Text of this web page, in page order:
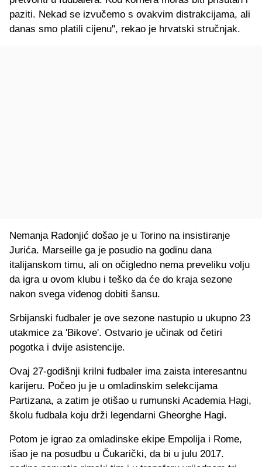
paziti. Nekad se izvučemo s ovakvim distrakcijama, ali
danas smo platili cijenu", rekao je hrvatski stručnjak.
Nemanja Radonjić došao je u Torino na insistiranje
Jurića. Marseille ga je posudio na godinu dana
italijanskom timu, ali on očigledno nema preveliku volju
da igra u ovom klubu i teško da će do kraja sezone
nakon svega viđenog dobiti šansu.
Srbijanski fudbaler je ove sezone nastupio u ukupno 23
utakmice za 'Bikove'. Ostvario je učinak od četiri
pogotka i dvije asistencije.
Ovaj 27-godišnji krilni fudbaler ima zaista interesantnu
karijeru. Počeo ju je u omladinskim selekcijama
Partizana, a zatim je otišao u rumunski Academia Hagi,
školu fudbala koju drži legendarni Gheorghe Hagi.
Potom je igrao za omladinske ekipe Empolija i Rome,
išao je na posudbu u Čukarički, da bi u julu 2017.